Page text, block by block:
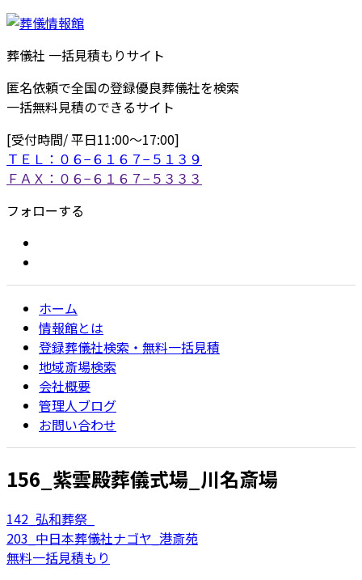
葬儀社 一括見積もりサイト
匿名依頼で全国の登録優良葬儀社を検索
一括無料見積のできるサイト
[受付時間/ 平日11:00〜17:00]
ＴＥＬ：０６−６１６７−５１３９
ＦＡＸ：０６−６１６７−５３３３
フォローする
ホーム
情報館とは
登録葬儀社検索・無料一括見積
地域斎場検索
会社概要
管理人ブログ
お問い合わせ
156_紫雲殿葬儀式場_川名斎場
142_弘和葬祭_
203_中日本葬儀社ナゴヤ_港斎苑
無料一括見積もり